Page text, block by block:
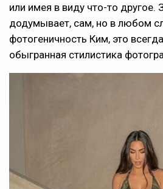
или имея в виду что-то
додумывает, сам, но в любом
фотогеничность Ким, это
обыгранная стилистика